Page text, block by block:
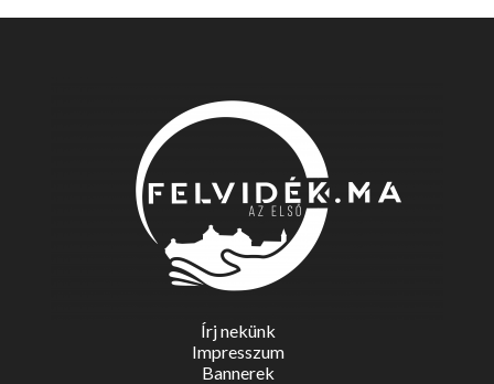
Írj nekünk
Impresszum
Bannerek